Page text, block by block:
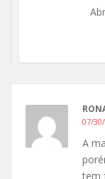
07/
A
tem